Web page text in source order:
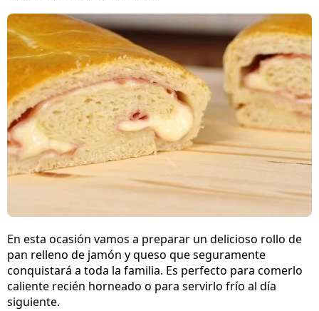
En esta ocasión vamos a preparar un delicioso rollo de
pan relleno de jamón y queso que seguramente
conquistará a toda la familia. Es perfecto para comerlo
caliente recién horneado o para servirlo frío al día
siguiente.